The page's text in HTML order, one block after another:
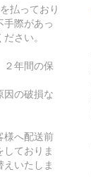
払っており
手際があっ
さい。
２年間の保
因の破損な
様へ配送前
ておりま
いたしま